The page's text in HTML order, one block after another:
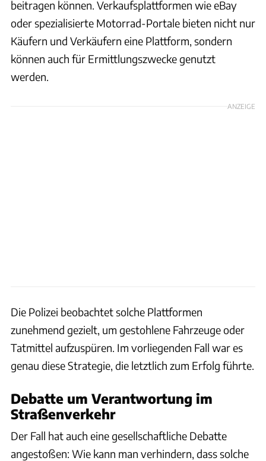
beitragen können. Verkaufsplattformen wie eBay
oder spezialisierte Motorrad-Portale bieten nicht nur
Käufern und Verkäufern eine Plattform, sondern
können auch für Ermittlungszwecke genutzt
werden.
ANZEIGE
Die Polizei beobachtet solche Plattformen
zunehmend gezielt, um gestohlene Fahrzeuge oder
Tatmittel aufzuspüren. Im vorliegenden Fall war es
genau diese Strategie, die letztlich zum Erfolg führte.
Debatte um Verantwortung im
Straßenverkehr
Der Fall hat auch eine gesellschaftliche Debatte
angestoßen: Wie kann man verhindern, dass solche